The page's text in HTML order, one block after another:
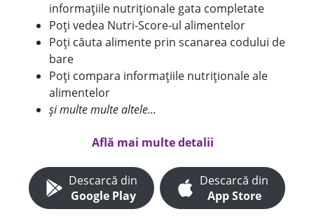
informațiile nutriționale gata completate
Poți vedea Nutri-Score-ul alimentelor
Poți căuta alimente prin scanarea codului de
bare
Poți compara informațiile nutriționale ale
alimentelor
și multe multe altele...
Află mai multe detalii
Descarcă din
Google Play
Descarcă din
App Store